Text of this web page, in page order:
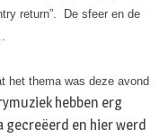
return”. De sfeer en de
het thema was deze avond
hebben erg
en hier werd